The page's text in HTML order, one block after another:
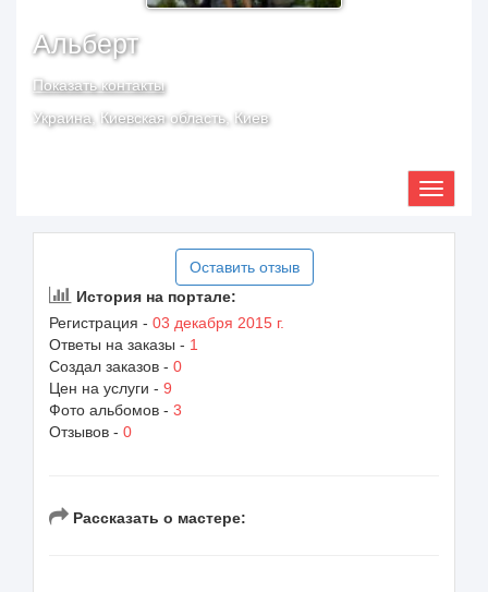
Альберт
Показать контакты
Украина, Киевская область, Киев
Оставить отзыв
История на портале:
Регистрация - 03 декабря 2015 г.
Ответы на заказы - 1
Создал заказов - 0
Цен на услуги - 9
Фото альбомов - 3
Отзывов - 0
Рассказать о мастере: